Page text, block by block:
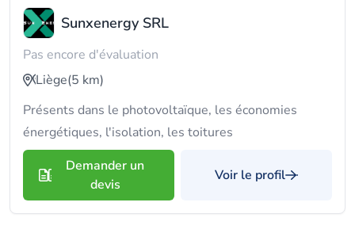
Sunxenergy SRL
Pas encore d'évaluation
Liège(5 km)
Présents dans le photovoltaïque, les économies
énergétiques, l'isolation, les toitures
Demander un
devis
Voir le profil